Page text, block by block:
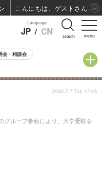
menu
Language
JP / CN search
会・相談会
グループ参画により、大学受験を
2026.7.7 Tue 17:45
こんにちは、ゲストさん